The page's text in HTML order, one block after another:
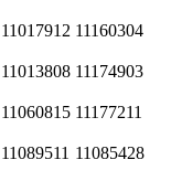
11017912 11160304
11013808 11174903
11060815 11177211
11089511 11085428